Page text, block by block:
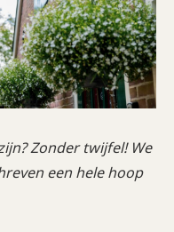
Zonder twijfel! We
een hele hoop